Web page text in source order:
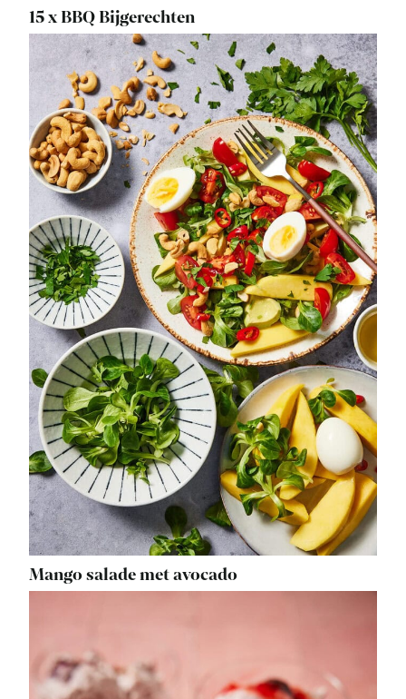
15 x BBQ Bijgerechten
Mango salade met avocado